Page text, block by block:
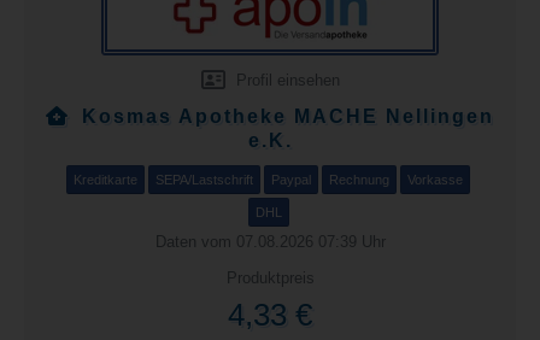
Profil einsehen
Kosmas Apotheke MACHE Nellingen
e.K.
Kreditkarte SEPA/Lastschrift Paypal Rechnung Vorkasse
DHL
Daten vom 07.08.2026 07:39 Uhr
Produktpreis
4,33 €